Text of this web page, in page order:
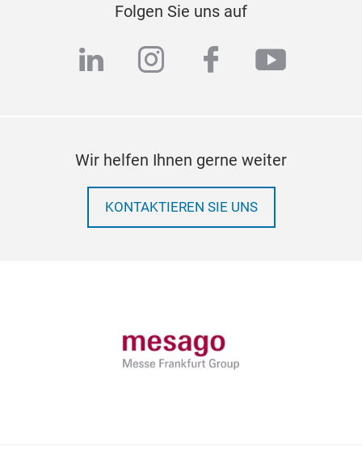
Folgen Sie uns auf
linkedininstagram
facebook
Wir helfen Ihnen gerne weiter
KONTAKTIEREN SIE UNS